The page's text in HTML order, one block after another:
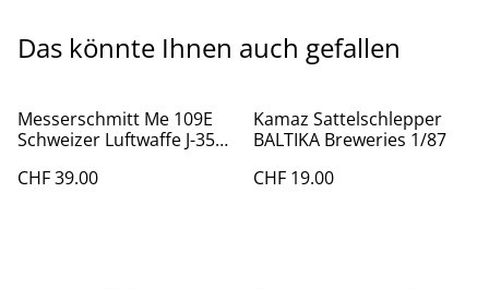
Das könnte Ihnen auch gefallen
Messerschmitt Me 109E
Schweizer Luftwaffe J-355
CHF 39.00
Kamaz Sattelschlepper
BALTIKA Breweries 1/87
CHF 19.00